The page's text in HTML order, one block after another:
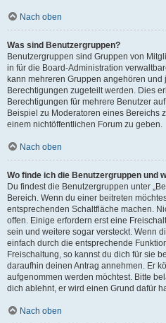
Nach oben
Was sind Benutzergruppen?
Benutzergruppen sind Gruppen von
in für die Board-Administration
kann mehreren Gruppen angehören und
Berechtigungen zugeteilt werden. Dies
Berechtigungen für mehrere Benutzer
Beispiel zu Moderatoren eines Bereichs
einem nichtöffentlichen Forum zu geben.
Nach oben
Wo finde ich die Benutzergruppen und
Du findest die Benutzergruppen unter
Bereich. Wenn du einer beitreten
entsprechenden Schaltfläche machen.
offen. Einige erfordern erst eine
sein und weitere sogar versteckt. Wenn
einfach durch die entsprechende
Freischaltung, so kannst du dich für sie
daraufhin deinen Antrag annehmen. Er
aufgenommen werden möchtest. Bitte
dich ablehnt, er wird einen Grund dafür
Nach oben